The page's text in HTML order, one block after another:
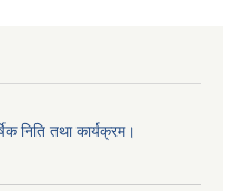
निति तथा कार्यक्रम।